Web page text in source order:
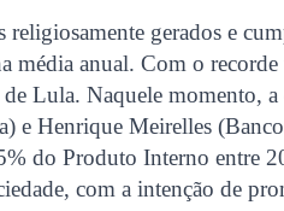
gerados e
média anual. Com o recorde
Lula. Naquele momento,
e Henrique Meirelles
do Produto Interno entre
com a intenção de